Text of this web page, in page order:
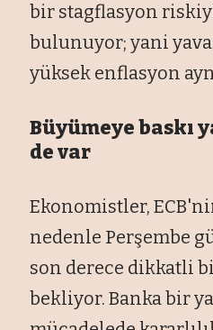
bir stagflasyon
bulunuyor; yani
yüksek enflasyon
Büyümeye baskı
de var
Ekonomistler,
nedenle Perşembe
son derece dikkatli
bekliyor. Banka bir